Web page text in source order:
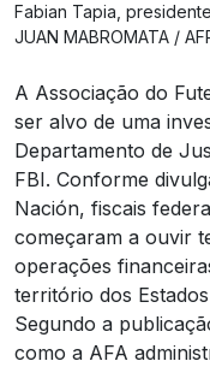
Fabian Tapia,
JUAN MABROMATA /
A Associação do
ser alvo de uma
Departamento de
FBI. Conforme
Nación, fiscais
começaram a ouvir
operações
território dos
Segundo a
como a AFA